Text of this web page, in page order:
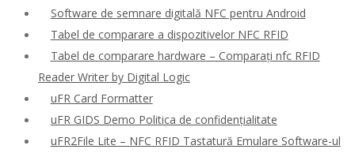
Software de semnare digitală NFC pentru Android
Tabel de comparare a dispozitivelor NFC RFID
Tabel de comparare hardware – Comparați nfc RFID
Reader Writer by Digital Logic
uFR Card Formatter
uFR GIDS Demo Politica de confidențialitate
uFR2File Lite – NFC RFID Tastatură Emulare Software-ul